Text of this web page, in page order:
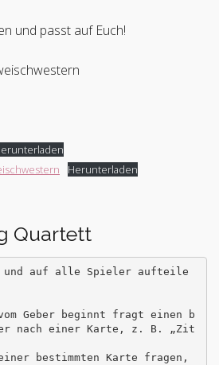
und passt auf Euch!
Herunterladen
Quartett
und auf alle Spieler aufteile
Geber beginnt fragt einen b
nach einer Karte, z. B. „Zit
bestimmten Karte fragen,